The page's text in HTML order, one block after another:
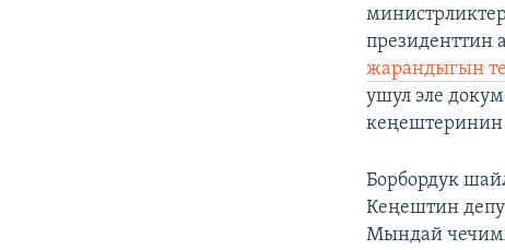
жарандыгын
ушул эле
кеңештеринин
Борбордук
Кеңештин
Мындай